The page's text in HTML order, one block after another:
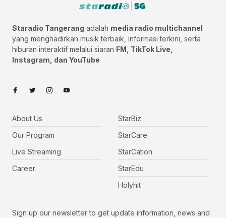
Staradio Tangerang adalah media radio multichannel
yang menghadirkan musik terbaik, informasi terkini, serta
hiburan interaktif melalui siaran FM, TikTok Live,
Instagram, dan YouTube
About Us
Our Program
Live Streaming
Career
StarBiz
StarCare
StarCation
StarEdu
Holyhit
Sign up our newsletter to get update information, news and